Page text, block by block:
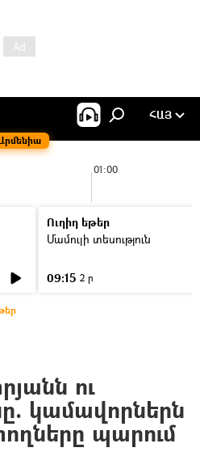
ՀԱՅ
01:00
Ուղիղ եթեր
Մամուլի տեսություն
09:15 2 ր
ու
կամավորներն
պարում